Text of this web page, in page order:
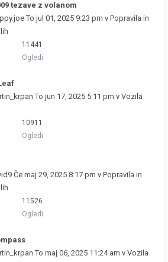
tezave z volanom
To jul 01, 2025 9:23 pm v Popravila in
11441
Ogledi
To jun 17, 2025 5:11 pm v Vozila
10911
Ogledi
Če maj 29, 2025 8:17 pm v Popravila in
11526
Ogledi
To maj 06, 2025 11:24 am v Vozila